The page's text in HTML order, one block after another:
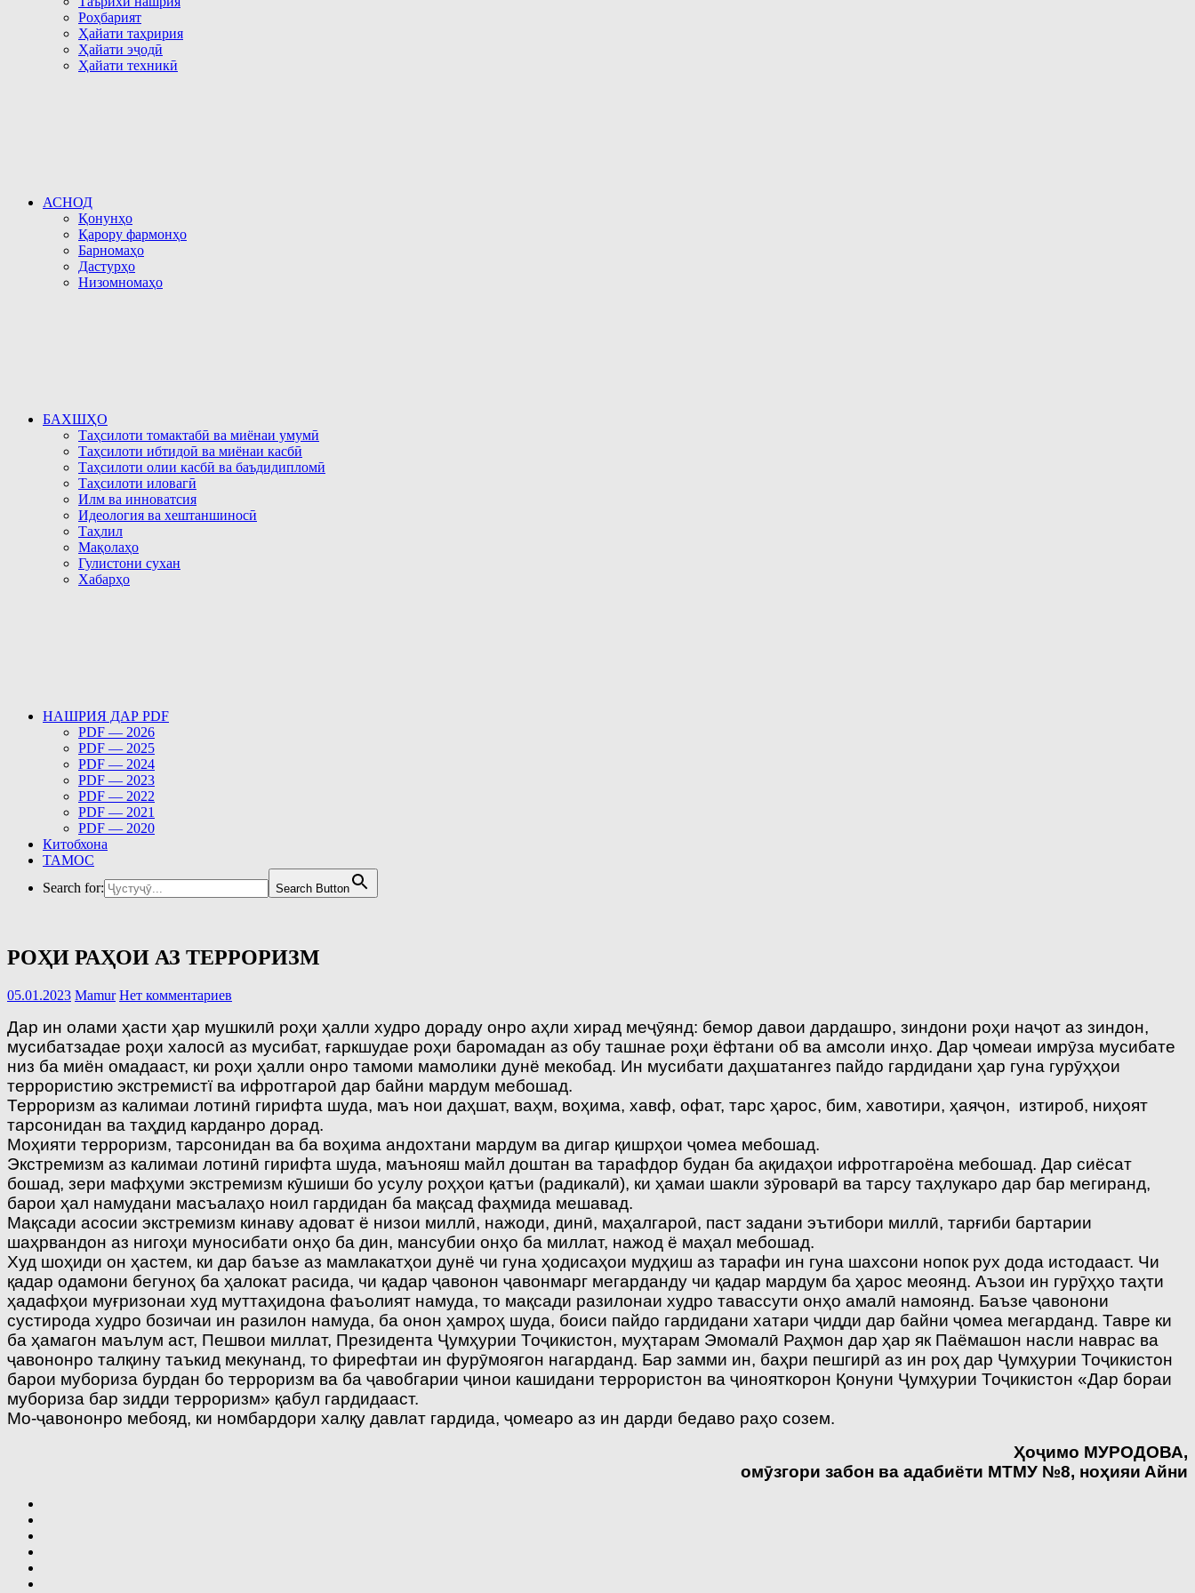
Роҳбарият
Ҳайати таҳририя
Ҳайати эҷодӣ
Ҳайати техникӣ
АСНОД
Қонунҳо
Қарору фармонҳо
Барномаҳо
Дастурҳо
Низомномаҳо
БАХШҲО
Таҳсилоти томактабӣ ва миёнаи умумӣ
Таҳсилоти ибтидоӣ ва миёнаи касбӣ
Таҳсилоти олии касбӣ ва баъдидипломӣ
Таҳсилоти иловагӣ
Илм ва инноватсия
Идеология ва хештаншиносӣ
Таҳлил
Мақолаҳо
Гулистони сухан
Хабарҳо
НАШРИЯ ДАР PDF
PDF — 2026
PDF — 2025
PDF — 2024
PDF — 2023
PDF — 2022
PDF — 2021
PDF — 2020
Китобхона
ТАМОС
Search for:
Search Button
РОҲИ РАҲОИ АЗ ТЕРРОРИЗМ
05.01.2023 Mamur Нет комментариев
Дар ин олами ҳасти ҳар мушкилӣ роҳи ҳалли худро дораду онро аҳли хирад меҷӯянд: бемор давои дардашро, зиндони роҳи наҷот аз зиндон,
мусибатзадае роҳи халосӣ аз мусибат, ғаркшудае роҳи баромадан аз обу ташнае роҳи ёфтани об ва амсоли инҳо. Дар ҷомеаи имрӯза мусибате
низ ба миён омадааст, ки роҳи ҳалли онро тамоми мамолики дунё мекобад. Ин мусибати даҳшатангез пайдо гардидани ҳар гуна гурӯҳҳои
террористию экстремистї ва ифротгароӣ дар байни мардум мебошад.
Терроризм аз калимаи лотинӣ гирифта шуда, маъ нои даҳшат, ваҳм, воҳима, хавф, офат, тарс ҳарос, бим, хавотири, ҳаяҷон, изтироб, ниҳоят
тарсонидан ва таҳдид карданро дорад.
Моҳияти терроризм, тарсонидан ва ба воҳима андохтани мардум ва дигар қишрҳои ҷомеа мебошад.
Экстремизм аз калимаи лотинӣ гирифта шуда, маънояш майл доштан ва тарафдор будан ба ақидаҳои ифротгароёна мебошад. Дар сиёсат
бошад, зери мафҳуми экстремизм кӯшиши бо усулу роҳҳои қатъи (радикалӣ), ки ҳамаи шакли зӯроварӣ ва тарсу таҳлукаро дар бар мегиранд,
барои ҳал намудани масъалаҳо ноил гардидан ба мақсад фаҳмида мешавад.
Мақсади асосии экстремизм кинаву адоват ё низои миллӣ, нажоди, динӣ, маҳалгароӣ, паст задани эътибори миллӣ, тарғиби бартарии
шаҳрвандон аз нигоҳи муносибати онҳо ба дин, мансубии онҳо ба миллат, нажод ё маҳал мебошад.
Худ шоҳиди он ҳастем, ки дар баъзе аз мамлакатҳои дунё чи гуна ҳодисаҳои мудҳиш аз тарафи ин гуна шахсони нопок рух дода истодааст. Чи
қадар одамони бегуноҳ ба ҳалокат расида, чи қадар ҷавонон ҷавонмарг мегарданду чи қадар мардум ба ҳарос меоянд. Аъзои ин гурӯҳҳо таҳти
ҳадафҳои муғризонаи худ муттаҳидона фаъолият намуда, то мақсади разилонаи худро тавассути онҳо амалӣ намоянд. Баъзе ҷавонони
сустирода худро бозичаи ин разилон намуда, ба онон ҳамроҳ шуда, боиси пайдо гардидани хатари ҷидди дар байни ҷомеа мегарданд. Тавре ки
ба ҳамагон маълум аст, Пешвои миллат, Президента Ҷумҳурии Тоҷикистон, муҳтарам Эмомалӣ Раҳмон дар ҳар як Паёмашон насли наврас ва
ҷавононро талқину таъкид мекунанд, то фирефтаи ин фурӯмоягон нагарданд. Бар замми ин, баҳри пешгирӣ аз ин роҳ дар Ҷумҳурии Тоҷикистон
барои мубориза бурдан бо терроризм ва ба ҷавобгарии ҷинои кашидани террористон ва ҷинояткорон Қонуни Ҷумҳурии Тоҷикистон «Дар бораи
мубориза бар зидди терроризм» қабул гардидааст.
Мо-ҷавононро мебояд, ки номбардори халқу давлат гардида, ҷомеаро аз ин дарди бедаво раҳо созем.
Ҳоҷимо МУРОДОВА,
омӯзгори забон ва адабиёти МТМУ №8, ноҳияи Айни